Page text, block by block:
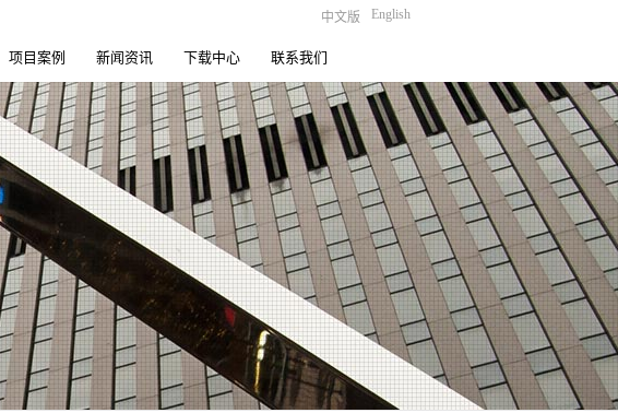
中文版 English
项目案例 新闻资讯 下载中心 联系我们